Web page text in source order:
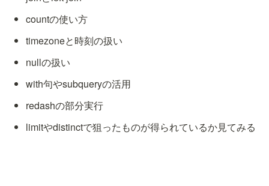
countの使い方
timezoneと時刻の扱い
nullの扱い
with句やsubqueryの活用
redashの部分実行
limitやdistinctで狙ったものが得られているか見てみる